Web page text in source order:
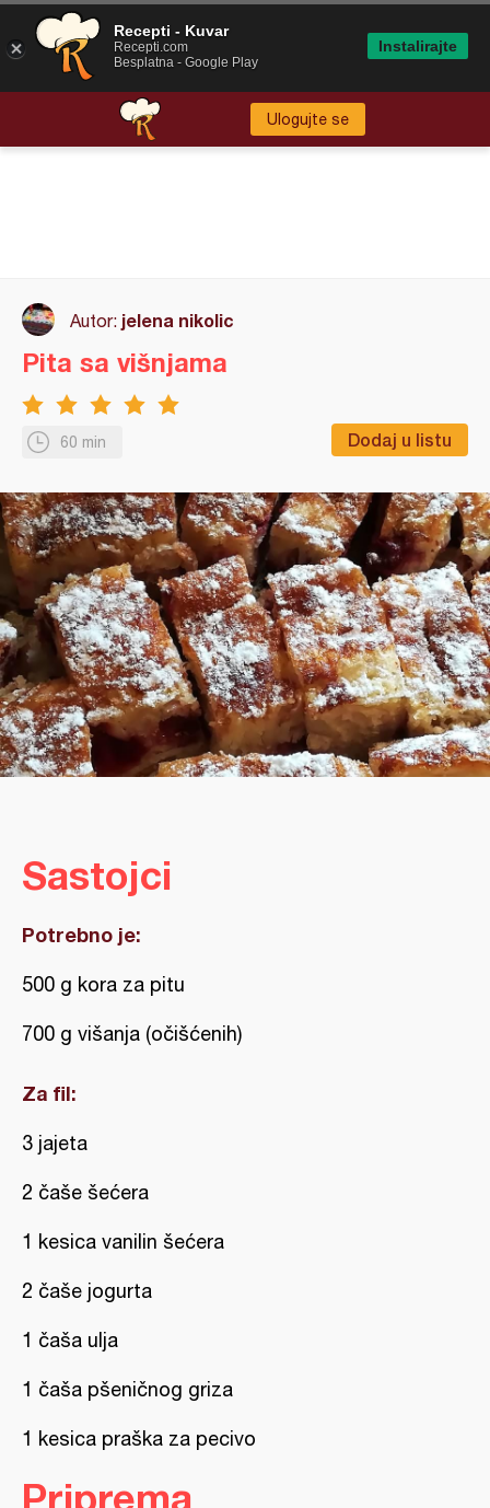
Ulogujte se
Autor: jelena nikolic
60 min Dodaj u listu
Pita sa višnjama
Sastojci
Potrebno je:
500 g kora za pitu
700 g višanja (očišćenih)
Za fil:
3 jajeta
2 čaše šećera
1 kesica vanilin šećera
2 čaše jogurta
1 čaša ulja
1 čaša pšeničnog griza
1 kesica praška za pecivo
Priprema
Recepti - Kuvar
Recepti.com
Besplatna - Google Play
Instalirajte